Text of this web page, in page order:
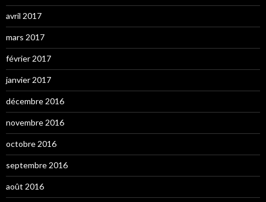
avril 2017
mars 2017
février 2017
janvier 2017
décembre 2016
novembre 2016
octobre 2016
septembre 2016
août 2016